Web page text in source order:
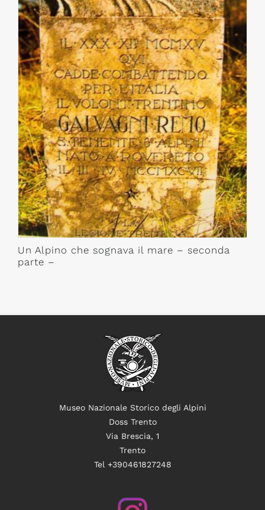
Un Alpino che sognava il mare – seconda
parte –
Museo Nazionale Storico degli Alpini
Doss Trento
Via Brescia, 1
Trento
Tel +390461827248